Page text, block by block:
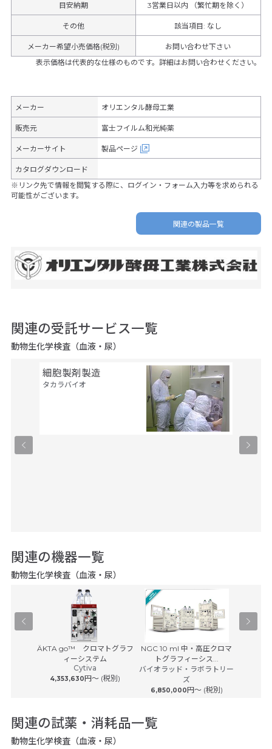
目安納期 3営業日以内 （繁忙期を除く）
その他 該当項目: なし
メーカー希望小売価格(税別)
お問い合わせ下さい
表示価格は代表的な仕様のものです。詳細はお問い合わせください。
メーカー オリエンタル酵母工業
販売元 富士フイルム和光純薬
メーカーサイト 製品ページ
カタログダウンロード
※リンク先で情報を閲覧する際に、ログイン・フォーム入力等を求められる
可能性がございます。
関連の製品一覧
関連の受託サービス一覧
動物生化学検査（血液・尿）
細胞製剤製造
タカラバイオ
関連の機器一覧
動物生化学検査（血液・尿）
ÄKTA go™ クロマトグラフ
ィーシステム
Cytiva
4,353,630円〜 (税別)
NGC 10 ml 中・高圧クロマ
トグラフィーシス...
バイオラッド・ラボラトリー
ズ
6,850,000円〜 (税別)
関連の試薬・消耗品一覧
動物生化学検査（血液・尿）